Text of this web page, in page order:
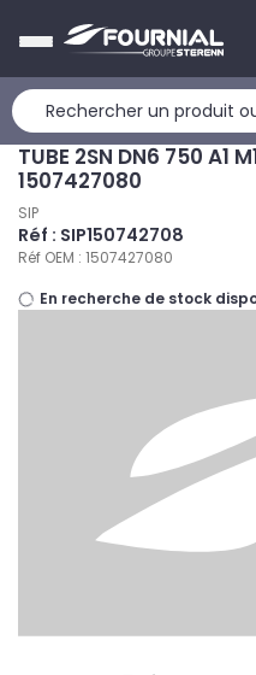
TUBE 2SN DN6 750 A1
1507427080
SIP
Réf : SIP150742708
Réf OEM : 1507427080
En recherche de stock